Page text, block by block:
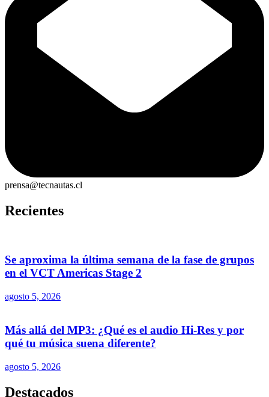
prensa@tecnautas.cl
Recientes
Se aproxima la última semana de la fase de grupos
en el VCT Americas Stage 2
agosto 5, 2026
Más allá del MP3: ¿Qué es el audio Hi-Res y por
qué tu música suena diferente?
agosto 5, 2026
Destacados